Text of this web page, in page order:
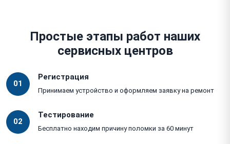
Простые этапы работ наших
сервисных центров
01
Регистрация
Принимаем устройство и оформляем заявку на ремонт
02
Тестирование
Бесплатно находим причину поломки за 60 минут